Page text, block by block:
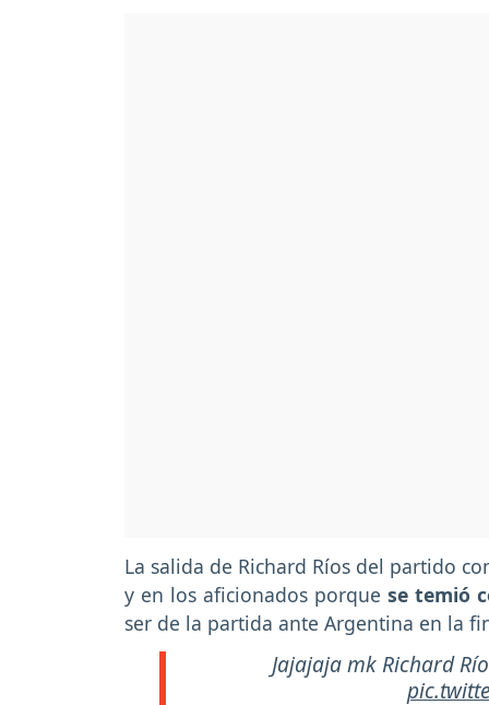
La salida de Richard Ríos del partido
y en los aficionados porquese temió
ser de la partida ante Argentina en la
Jajajaja mk Richard